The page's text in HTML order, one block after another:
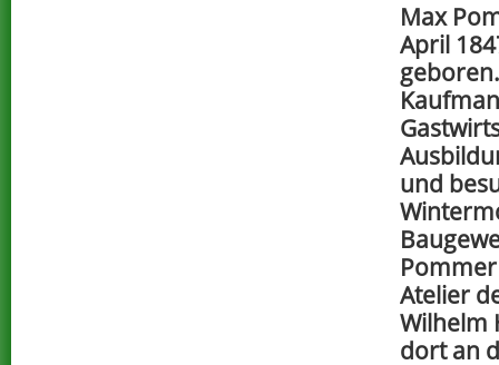
Max
April
und
Atelier
Wilhelm
dort an